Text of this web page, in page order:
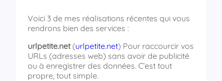
Voici 3 de mes réalisations récentes qui vous
rendrons bien des services :
urlpetite.net(urlpetite.net) Pour raccourcir vos
URLs (adresses web) sans avoir de publicité
ou à enregistrer des données. C’est tout
propre, tout simple.